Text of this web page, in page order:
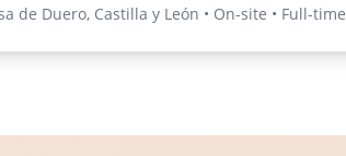
de Duero, Castilla y León • On-site • Full-time